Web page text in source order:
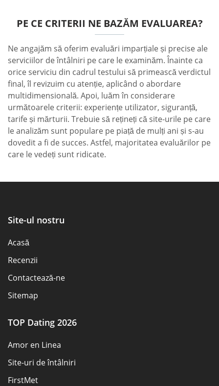
PE CE CRITERII NE BAZĂM EVALUAREA?
Ne angajăm să oferim evaluări imparțiale și precise ale
serviciilor de întâlniri pe care le examinăm. Înainte ca
orice serviciu din cadrul testului să primească verdictul
final, îl revizuim cu atenție, aplicând o abordare
multidimensională. Apoi, luăm în considerare
următoarele criterii: experiențe utilizator, siguranță,
tarife și mărturii. Trebuie să rețineți că site-urile pe care
le analizăm sunt populare pe piață de mulți ani și s-au
dovedit a fi de succes. Astfel, majoritatea evaluărilor pe
care le vedeți sunt ridicate.
Site-ul nostru
Acasă
Recenzii
Contactează-ne
Sitemap
TOP Dating 2026
Amor en Linea
Site-uri de întâlniri
FirstMet